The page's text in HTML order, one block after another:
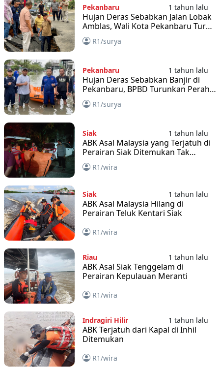
Pekanbaru 1 tahun lalu
Hujan Deras Sebabkan Jalan Lobak
Amblas, Wali Kota Pekanbaru Turun
Langsung ke Lokasi
R1/surya
Pekanbaru 1 tahun lalu
Hujan Deras Sebabkan Banjir di
Pekanbaru, BPBD Turunkan Perahu
Karet
R1/surya
Siak 1 tahun lalu
ABK Asal Malaysia yang Terjatuh di
Perairan Siak Ditemukan Tak
Bernyawa
R1/wira
Siak 1 tahun lalu
ABK Asal Malaysia Hilang di
Perairan Teluk Kentari Siak
R1/wira
Riau 1 tahun lalu
ABK Asal Siak Tenggelam di
Perairan Kepulauan Meranti
R1/wira
Indragiri Hilir 1 tahun lalu
ABK Terjatuh dari Kapal di Inhil
Ditemukan
R1/wira